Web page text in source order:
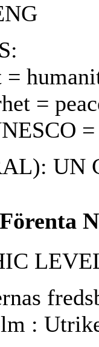
=
UN
: